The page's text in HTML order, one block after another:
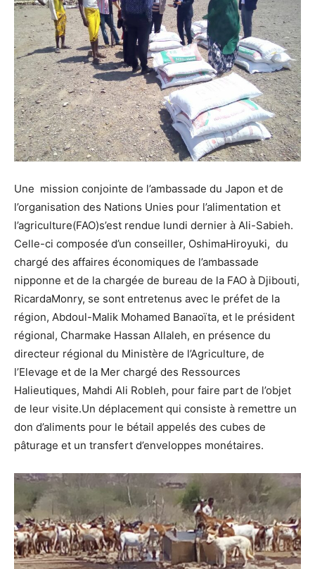
Une mission conjointe de l’ambassade du Japon et de
l’organisation des Nations Unies pour l’alimentation et
l’agriculture(FAO)s’est rendue lundi dernier à Ali-Sabieh.
Celle-ci composée d’un conseiller, OshimaHiroyuki, du
chargé des affaires économiques de l’ambassade
nipponne et de la chargée de bureau de la FAO à Djibouti,
RicardaMonry, se sont entretenus avec le préfet de la
région, Abdoul-Malik Mohamed Banaoïta, et le président
régional, Charmake Hassan Allaleh, en présence du
directeur régional du Ministère de l’Agriculture, de
l’Elevage et de la Mer chargé des Ressources
Halieutiques, Mahdi Ali Robleh, pour faire part de l’objet
de leur visite.Un déplacement qui consiste à remettre un
don d’aliments pour le bétail appelés des cubes de
pâturage et un transfert d’enveloppes monétaires.